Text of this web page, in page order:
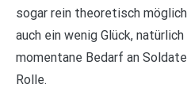
sogar rein theoretisch
auch ein wenig Glück,
momentane Bedarf an
Rolle.